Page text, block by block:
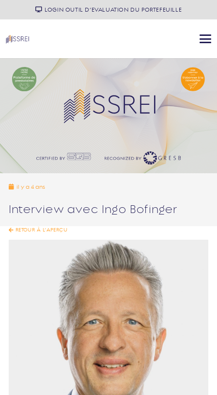
LOGIN OUTIL D’EVALUATION DU PORTEFEUILLE
il y a 4 ans
Interview avec Ingo Bofinger
RETOUR À L’APERÇU